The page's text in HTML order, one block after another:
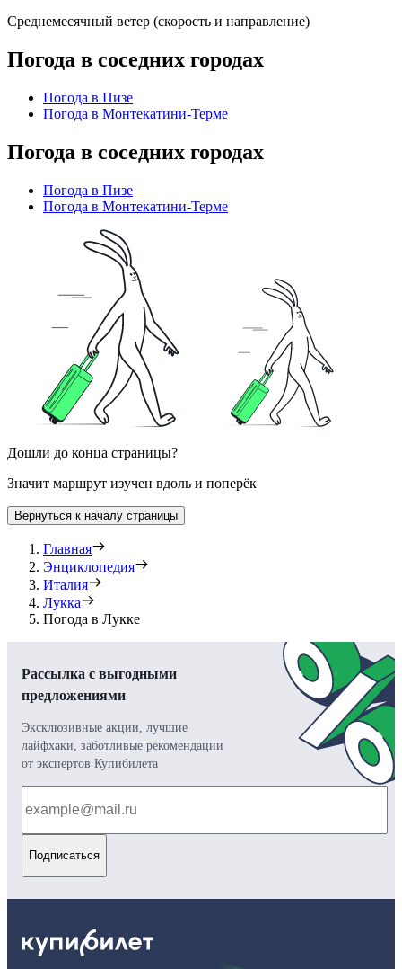
Среднемесячный ветер (скорость и направление)
Погода в соседних городах
Погода в Пизе
Погода в Монтекатини-Терме
Погода в соседних городах
Погода в Пизе
Погода в Монтекатини-Терме
Дошли до конца страницы?
Значит маршрут изучен вдоль и поперёк
Вернуться к началу страницы
Главная
Энциклопедия
Италия
Лукка
Погода в Лукке
Рассылка с выгодными
предложениями
Эксклюзивные акции, лучшие
лайфхаки, заботливые рекомендации
от экспертов Купибилета
Подписаться